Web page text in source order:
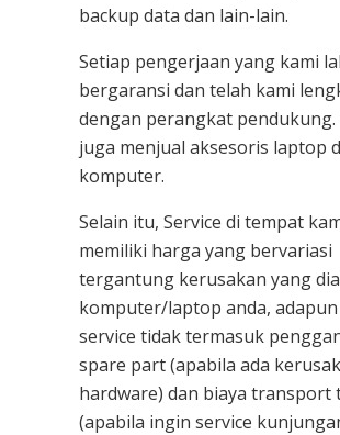
backup data dan lain-lain.
Setiap pengerjaan yang kami
bergaransi dan telah kami
dengan perangkat pendukung.
juga menjual aksesoris laptop
komputer.
Selain itu, Service di tempat
memiliki harga yang bervariasi
tergantung kerusakan yang
komputer/laptop anda, adapun
service tidak termasuk
spare part (apabila ada
hardware) dan biaya transport
(apabila ingin service